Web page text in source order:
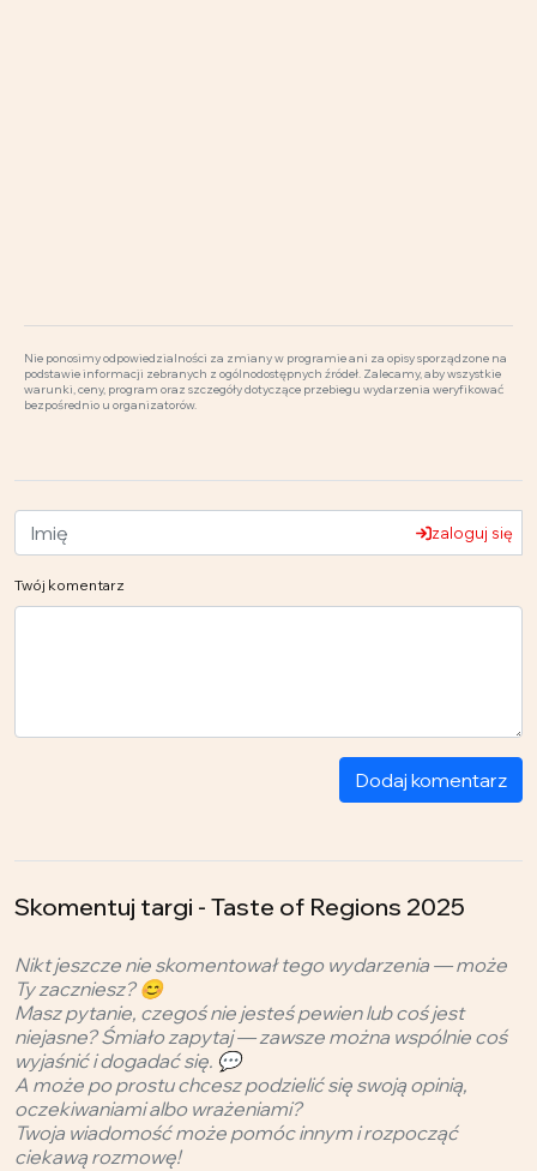
Nie ponosimy odpowiedzialności za zmiany w programie ani za opisy sporządzone na
podstawie informacji zebranych z ogólnodostępnych źródeł. Zalecamy, aby wszystkie
warunki, ceny, program oraz szczegóły dotyczące przebiegu wydarzenia weryfikować
bezpośrednio u organizatorów.
zaloguj się
Twój komentarz
Dodaj komentarz
Skomentuj targi - Taste of Regions 2025
Nikt jeszcze nie skomentował tego wydarzenia — może
Ty zaczniesz? 😊
Masz pytanie, czegoś nie jesteś pewien lub coś jest
niejasne? Śmiało zapytaj — zawsze można wspólnie coś
wyjaśnić i dogadać się. 💬
A może po prostu chcesz podzielić się swoją opinią,
oczekiwaniami albo wrażeniami?
Twoja wiadomość może pomóc innym i rozpocząć
ciekawą rozmowę!